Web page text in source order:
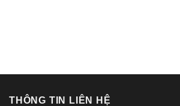
THÔNG TIN LIÊN HỆ